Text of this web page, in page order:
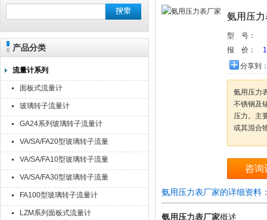
产品分类
流量计系列
面板式流量计
玻璃转子流量计
GA24系列玻璃转子流量计
VA/SA/FA20型玻璃转子流量
计
VA/SA/FA10型玻璃转子流量
计
VA/SA/FA30型玻璃转子流量
计
FA100型玻璃转子流量计
LZM系列面板式流量计
氨用压
型 号：
报 价：
分享到
氨用压力
不锈钢及
压力。主
或其混合
咨询
氨用压力表厂家的详细资料
氨用压力表厂家概述